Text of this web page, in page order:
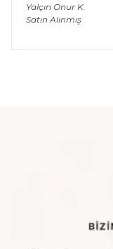
Yalçın Onur K.
Satın Alınmış